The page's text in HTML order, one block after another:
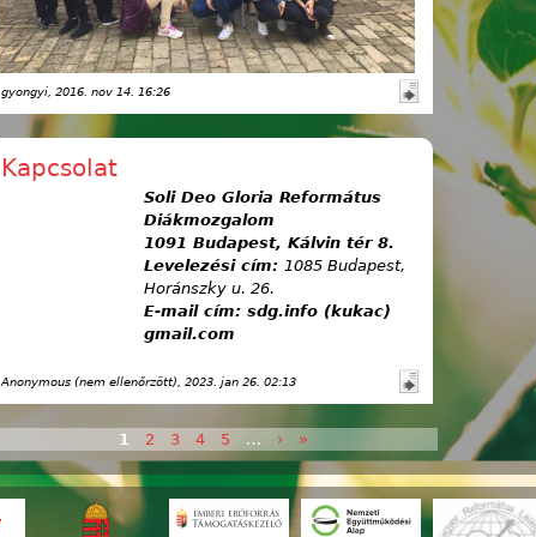
gyongyi , 2016. nov 14. 16:26
Kapcsolat
Soli Deo Gloria Református
Diákmozgalom
1091 Budapest, Kálvin tér 8.
Levelezési cím:1085 Budapest,
Horánszky u. 26.
E-mail cím: sdg.info (kukac)
gmail.com
Anonymous (nem ellenőrzött) , 2023. jan 26. 02:13
1 2 3 4 5 … › »